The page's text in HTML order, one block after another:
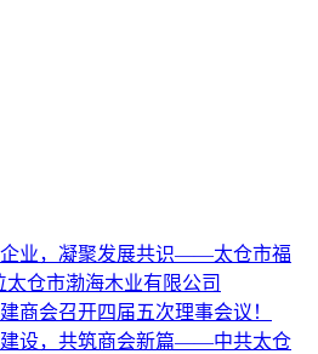
业，凝聚发展共识——太仓市福
仓市渤海木业有限公司
商会召开四届五次理事会议！
设，共筑商会新篇——中共太仓